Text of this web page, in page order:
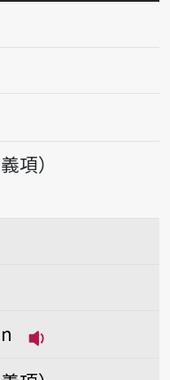
讀huà-tsio̍h
項）